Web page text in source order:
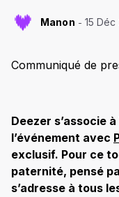
Manon 15 Déc
Communiqué de
Deezer s’associe
l’événement avec
exclusif. Pour ce
paternité, pensé
s’adresse à tous